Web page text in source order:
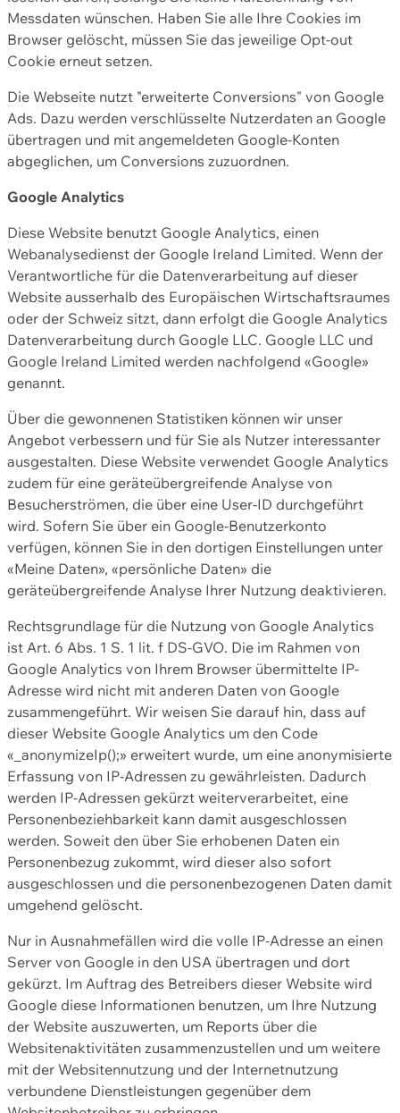
Messdaten wünschen. Haben Sie alle Ihre Cookies im
Browser gelöscht, müssen Sie das jeweilige Opt-out
Cookie erneut setzen.
Die Webseite nutzt "erweiterte Conversions" von Google
Ads. Dazu werden verschlüsselte Nutzerdaten an Google
übertragen und mit angemeldeten Google-Konten
abgeglichen, um Conversions zuzuordnen.
Google Analytics
Diese Website benutzt Google Analytics, einen
Webanalysedienst der Google Ireland Limited. Wenn der
Verantwortliche für die Datenverarbeitung auf dieser
Website ausserhalb des Europäischen Wirtschaftsraumes
oder der Schweiz sitzt, dann erfolgt die Google Analytics
Datenverarbeitung durch Google LLC. Google LLC und
Google Ireland Limited werden nachfolgend «Google»
genannt.
Über die gewonnenen Statistiken können wir unser
Angebot verbessern und für Sie als Nutzer interessanter
ausgestalten. Diese Website verwendet Google Analytics
zudem für eine geräteübergreifende Analyse von
Besucherströmen, die über eine User-ID durchgeführt
wird. Sofern Sie über ein Google-Benutzerkonto
verfügen, können Sie in den dortigen Einstellungen unter
«Meine Daten», «persönliche Daten» die
geräteübergreifende Analyse Ihrer Nutzung deaktivieren.
Rechtsgrundlage für die Nutzung von Google Analytics
ist Art. 6 Abs. 1 S. 1 lit. f DS-GVO. Die im Rahmen von
Google Analytics von Ihrem Browser übermittelte IP-
Adresse wird nicht mit anderen Daten von Google
zusammengeführt. Wir weisen Sie darauf hin, dass auf
dieser Website Google Analytics um den Code
«_anonymizeIp();» erweitert wurde, um eine anonymisierte
Erfassung von IP-Adressen zu gewährleisten. Dadurch
werden IP-Adressen gekürzt weiterverarbeitet, eine
Personenbeziehbarkeit kann damit ausgeschlossen
werden. Soweit den über Sie erhobenen Daten ein
Personenbezug zukommt, wird dieser also sofort
ausgeschlossen und die personenbezogenen Daten damit
umgehend gelöscht.
Nur in Ausnahmefällen wird die volle IP-Adresse an einen
Server von Google in den USA übertragen und dort
gekürzt. Im Auftrag des Betreibers dieser Website wird
Google diese Informationen benutzen, um Ihre Nutzung
der Website auszuwerten, um Reports über die
Websitenaktivitäten zusammenzustellen und um weitere
mit der Websitennutzung und der Internetnutzung
verbundene Dienstleistungen gegenüber dem